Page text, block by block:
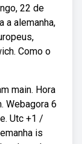
22 de
a alemanha,
Como o
main. Hora
Webagora 6
Utc +1 /
is